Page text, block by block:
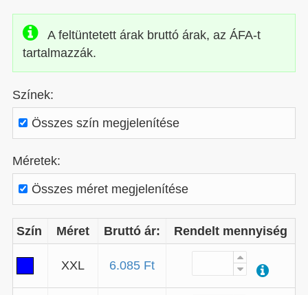
A feltüntetett árak bruttó árak, az ÁFA-t
tartalmazzák.
Színek:
Összes szín megjelenítése
Méretek:
Összes méret megjelenítése
Szín Méret Bruttó ár: Rendelt mennyiség
XXL 6.085 Ft